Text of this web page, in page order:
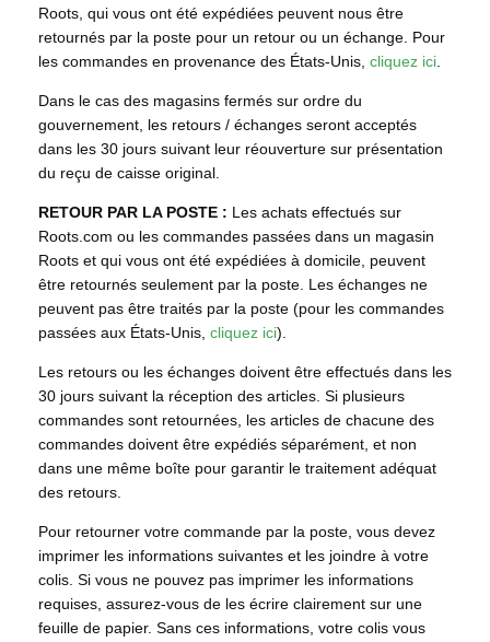
Roots, qui vous ont été expédiées peuvent nous être
retournés par la poste pour un retour ou un échange. Pour
les commandes en provenance des États-Unis, cliquez ici
Dans le cas des magasins fermés sur ordre du
gouvernement, les retours / échanges seront acceptés
dans les 30 jours suivant leur réouverture sur présentation
du reçu de caisse original.
RETOUR PAR LA POSTE : Les achats effectués sur
Roots.com ou les commandes passées dans un magasin
Roots et qui vous ont été expédiées à domicile, peuvent
être retournés seulement par la poste. Les échanges ne
peuvent pas être traités par la poste (pour les commandes
passées aux États-Unis, cliquez ici).
Les retours ou les échanges doivent être effectués dans les
30 jours suivant la réception des articles. Si plusieurs
commandes sont retournées, les articles de chacune des
commandes doivent être expédiés séparément, et non
dans une même boîte pour garantir le traitement adéquat
des retours.
Pour retourner votre commande par la poste, vous devez
imprimer les informations suivantes et les joindre à votre
colis. Si vous ne pouvez pas imprimer les informations
requises, assurez-vous de les écrire clairement sur une
feuille de papier. Sans ces informations, votre colis vous